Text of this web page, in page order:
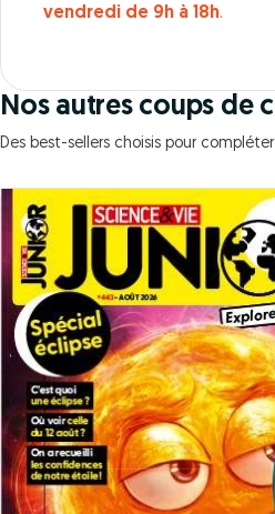
vendredi de 9h à 18h.
Nos autres coups de
Des best-sellers choisis pour